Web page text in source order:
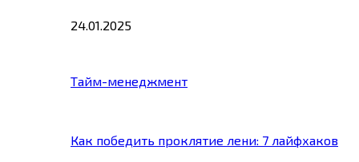
24.01.2025
Тайм-менеджмент
Как победить проклятие лени: 7 лайфхаков